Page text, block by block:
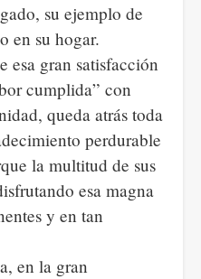
su ejemplo de
en su hogar.
esa gran satisfacción
cumplida” con
queda atrás toda
perdurable
la multitud de sus
esa magna
y en tan
en la gran